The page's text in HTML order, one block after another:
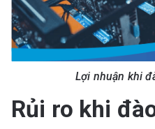
Lợi nhuận khi
Rủi ro khi